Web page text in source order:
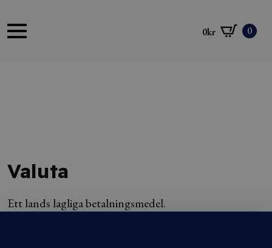
0kr 0
Valuta
Ett lands lagliga betalningsmedel.